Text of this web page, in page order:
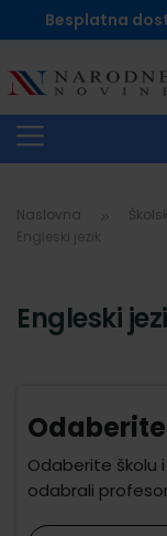
Besplatna
Naslovna
Engleski
Odaberite školu
odabrali